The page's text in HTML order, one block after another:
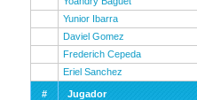
Yunior Ibarra
Daviel Gomez
Frederich Cepeda
Eriel Sanchez
#
Jugador